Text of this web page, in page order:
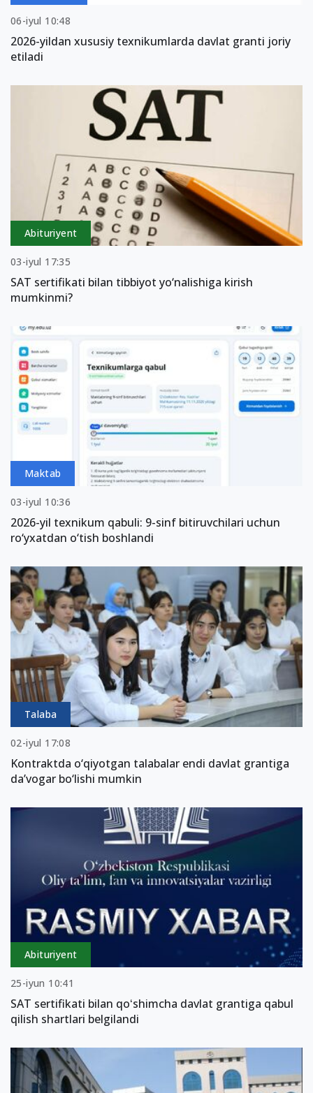
06-iyul 10:48
2026-yildan xususiy texnikumlarda davlat granti joriy
etiladi
Abituriyent
03-iyul 17:35
SAT sertifikati bilan tibbiyot yo‘nalishiga kirish
mumkinmi?
Maktab
03-iyul 10:36
2026-yil texnikum qabuli: 9-sinf bitiruvchilari uchun
ro‘yxatdan o‘tish boshlandi
Talaba
02-iyul 17:08
Kontraktda o‘qiyotgan talabalar endi davlat grantiga
da’vogar bo‘lishi mumkin
Abituriyent
25-iyun 10:41
SAT sertifikati bilan qoʻshimcha davlat grantiga qabul
qilish shartlari belgilandi